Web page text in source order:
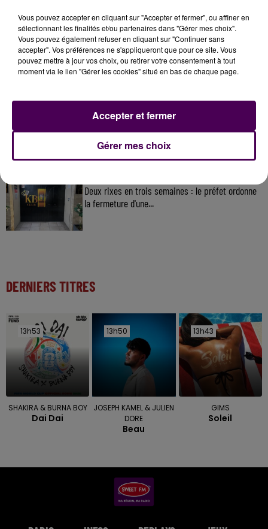
À LA UNE
31 juillet 2026
Gagnez vos entrées à Terra Botanica !
11 juillet 2026
Inscrivez-vous au casting The Voice & The Voice
Kids !
Deux rixes en trois semaines : le préfet ordonne
la fermeture d'une...
DERNIERS TITRES
13h53
13h53
SHAKIRA & BURNA BOY
Dai Dai
13h50
13h50
JOSEPH KAMEL & JULIEN
DORE
Beau
13h43
13h43
GIMS
Soleil
Vous pouvez accepter en cliquant sur "Accepter et fermer", ou affiner en
sélectionnant les finalités et/ou partenaires dans "Gérer mes choix".
Vous pouvez également refuser en cliquant sur "Continuer sans
accepter". Vos préférences ne s'appliqueront que pour ce site. Vous
pouvez mettre à jour vos choix, ou retirer votre consentement à tout
moment via le lien "Gérer les cookies" situé en bas de chaque page.
Gérer mes choix
Accepter et fermer